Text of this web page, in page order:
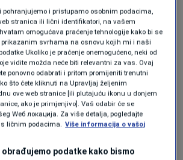
mogu i ja da idem za
i svi ostali", kazala je jedna
građana.
građana peticijom je
o povećanju paušala bude
pohranjujemo i pristupamo osobnim podacima,
stranica ili lični identifikatori, na vašem
omogućava praćenje tehnologije kako bi se
svrhama na osnovu kojih mi i naši
Ukoliko je praćenje onemogućeno, neki od
vidite možda neće biti relevantni za vas. Ovaj
ponovno odabrati i pritom promijeniti trenutni
što ćete kliknuti na Upravljaj željenim
ove web stranice [ili plutajuću ikonu u donjem
ako je primjenjivo]. Vaš odabir će se
Wеб локација. Za više detalja, pogledajte
ličnim podacima. Više informacija o vašoj
podatke kako bismo